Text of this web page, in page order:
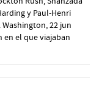
y Paul-Henri
22 jun
en el que viajaban